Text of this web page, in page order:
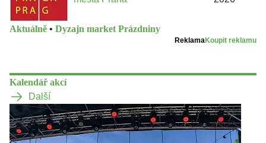
Aktuálně • Dyzajn market Prázdniny
ReklamaKoupit reklamu
Kalendář akcí
Další